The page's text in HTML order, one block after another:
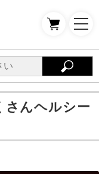
さんヘルシー